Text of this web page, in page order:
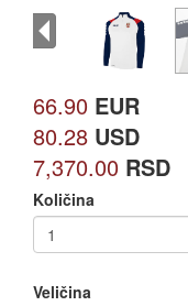
66.90 EUR
80.28 USD
7,370.00 RSD
Količina
Veličina